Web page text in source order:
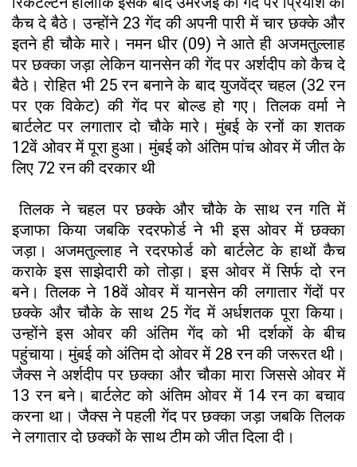
कैच दे बैठे। उन्होंने 23 गेंद की अपनी पारी में चार छक्के और
इतने ही चौके मारे। नमन धीर (09) ने आते ही अजमतुल्लाह
पर छक्का जड़ा लेकिन यानसेन की गेंद पर अर्शदीप को कैच दे
बैठे। रोहित भी 25 रन बनाने के बाद युजवेंद्र चहल (32 रन
पर एक विकेट) की गेंद पर बोल्ड हो गए। तिलक वर्मा ने
बार्टलेट पर लगातार दो चौके मारे। मुंबई के रनों का शतक
12वें ओवर में पूरा हुआ। मुंबई को अंतिम पांच ओवर में जीत के
लिए 72 रन की दरकार थी
तिलक ने चहल पर छक्के और चौके के साथ रन गति में
इजाफा किया जबकि रदरफोर्ड ने भी इस ओवर में छक्का
जड़ा। अजमतुल्लाह ने रदरफोर्ड को बार्टलेट के हाथों कैच
कराके इस साझेदारी को तोड़ा। इस ओवर में सिर्फ दो रन
बने। तिलक ने 18वें ओवर में यानसेन की लगातार गेंदों पर
छक्के और चौके के साथ 25 गेंद में अर्धशतक पूरा किया।
उन्होंने इस ओवर की अंतिम गेंद को भी दर्शकों के बीच
पहुंचाया। मुंबई को अंतिम दो ओवर में 28 रन की जरूरत थी।
जैक्स ने अर्शदीप पर छक्का और चौका मारा जिससे ओवर में
13 रन बने। बार्टलेट को अंतिम ओवर में 14 रन का बचाव
करना था। जैक्स ने पहली गेंद पर छक्का जड़ा जबकि तिलक
ने लगातार दो छक्कों के साथ टीम को जीत दिला दी।